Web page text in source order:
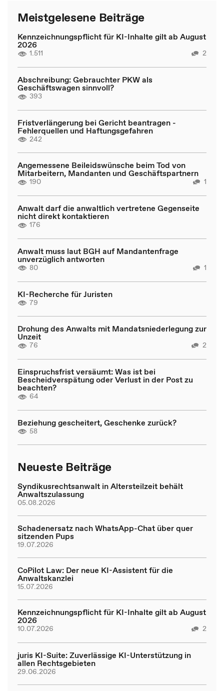
Meistgelesene Beiträge
Kennzeichnungspflicht für KI-Inhalte gilt ab August
2026
1.511 2
Abschreibung: Gebrauchter PKW als
Geschäftswagen sinnvoll?
393
Fristverlängerung bei Gericht beantragen -
Fehlerquellen und Haftungsgefahren
242
Angemessene Beileidswünsche beim Tod von
Mitarbeitern, Mandanten und Geschäftspartnern
190 1
Anwalt darf die anwaltlich vertretene Gegenseite
nicht direkt kontaktieren
176
Anwalt muss laut BGH auf Mandantenfrage
unverzüglich antworten
80 1
KI-Recherche für Juristen
79
Drohung des Anwalts mit Mandatsniederlegung zur
Unzeit
76 2
Einspruchsfrist versäumt: Was ist bei
Bescheidverspätung oder Verlust in der Post zu
beachten?
64
Beziehung gescheitert, Geschenke zurück?
58
Neueste Beiträge
Syndikusrechtsanwalt in Altersteilzeit behält
Anwaltszulassung
05.08.2026
Schadenersatz nach WhatsApp-Chat über quer
sitzenden Pups
19.07.2026
CoPilot Law: Der neue KI-Assistent für die
Anwaltskanzlei
15.07.2026
Kennzeichnungspflicht für KI-Inhalte gilt ab August
2026
10.07.2026 2
juris KI-Suite: Zuverlässige KI-Unterstützung in
allen Rechtsgebieten
29.06.2026